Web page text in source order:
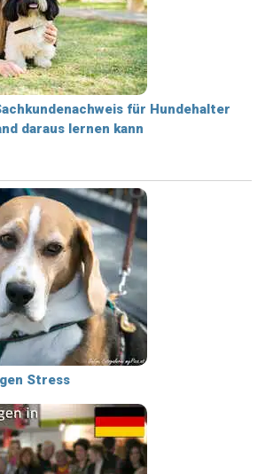
für Hundehalter
daraus lernen kann
Stress